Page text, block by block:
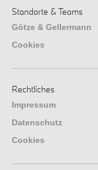
Standorte & Teams
Götze & Gellermann
Cookies
Rechtliches
Impressum
Datenschutz
Cookies